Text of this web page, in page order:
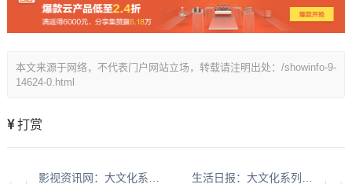
本文来源于网络，不代表门户网站立场，转载请注明出处：/showinfo-9-
14624-0.html
打赏